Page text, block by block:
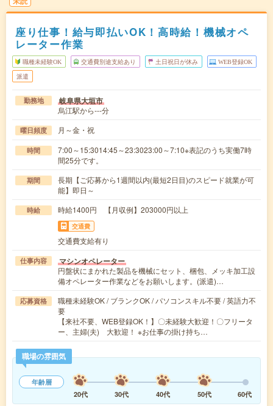
座り仕事！給与即払いOK！高時給！機械オペ
レーター作業
職種未経験OK 交通費別途支給あり 土日祝日が休み WEB登録OK
派遣
勤務地 岐阜県大垣市
烏江駅から---分
曜日頻度 月～金・祝
時間
7:00～15:3014:45～23:3023:00～7:10※表記のうち実働7時
間25分です。
期間
長期【ご応募から1週間以内(最短2日目)のスピード就業が可
能】即日～
時給 時給1400円 【月収例】203000円以上
交通費
交通費支給有り
仕事内容 マシンオペレーター
円盤状にまかれた製品を機械にセット、梱包、メッキ加工設
備オペレーター作業などをお願いします。(派遣)…
応募資格
職種未経験OK / ブランクOK / パソコンスキル不要 / 英語力不
要
【来社不要、WEB登録OK！】〇未経験大歓迎！〇フリータ
ー、主婦(夫) 大歓迎！ ※お仕事の掛け持ち…
職場の雰囲気
年齢層
20代
30代 40代 50代 60代